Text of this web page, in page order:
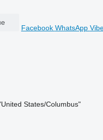
Facebook WhatsApp
States/Columbus"